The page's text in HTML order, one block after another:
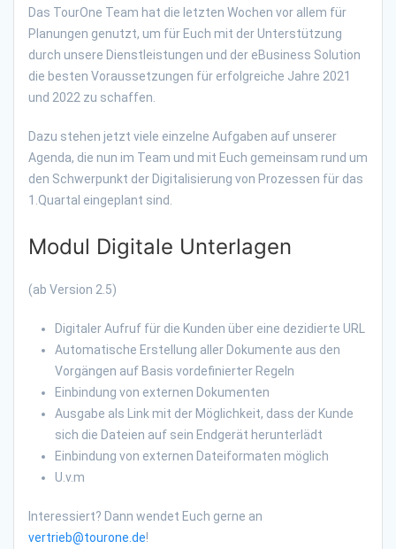
Das TourOne Team hat die letzten Wochen vor allem für
Planungen genutzt, um für Euch mit der Unterstützung
durch unsere Dienstleistungen und der eBusiness Solution
die besten Voraussetzungen für erfolgreiche Jahre 2021
und 2022 zu schaffen.
Dazu stehen jetzt viele einzelne Aufgaben auf unserer
Agenda, die nun im Team und mit Euch gemeinsam rund um
den Schwerpunkt der Digitalisierung von Prozessen für das
1.Quartal eingeplant sind.
Modul Digitale Unterlagen
(ab Version 2.5)
Digitaler Aufruf für die Kunden über eine dezidierte URL
Automatische Erstellung aller Dokumente aus den
Vorgängen auf Basis vordefinierter Regeln
Einbindung von externen Dokumenten
Ausgabe als Link mit der Möglichkeit, dass der Kunde
sich die Dateien auf sein Endgerät herunterlädt
Einbindung von externen Dateiformaten möglich
U.v.m
Interessiert? Dann wendet Euch gerne an
vertrieb@tourone.de!